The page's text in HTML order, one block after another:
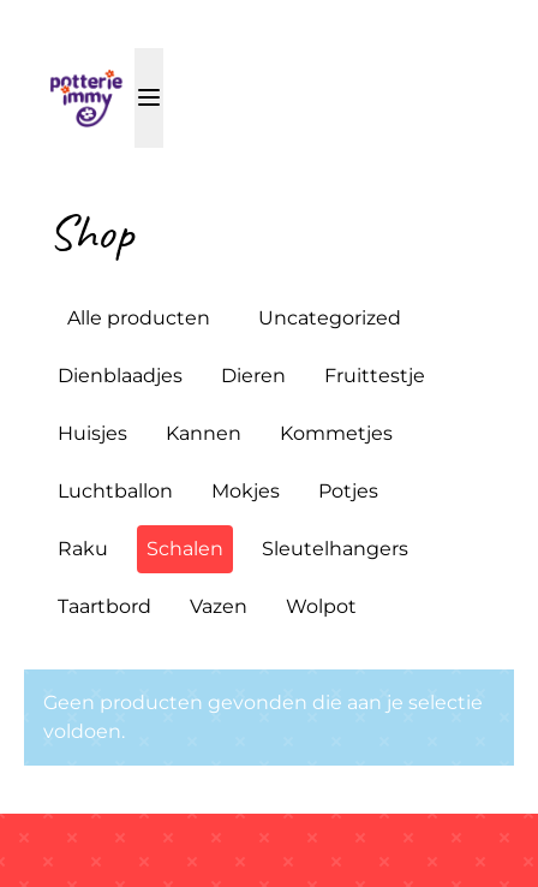
Shop
Alle producten Uncategorized
Dienblaadjes Dieren Fruittestje
Huisjes Kannen Kommetjes
Luchtballon Mokjes Potjes
Raku Schalen Sleutelhangers
Taartbord Vazen Wolpot
Geen producten gevonden die aan je selectie
voldoen.